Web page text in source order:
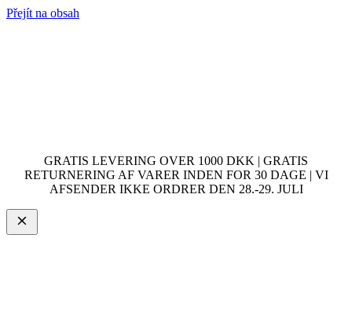
Přejít na obsah
GRATIS LEVERING OVER 1000 DKK | GRATIS
RETURNERING AF VARER INDEN FOR 30 DAGE | VI
AFSENDER IKKE ORDRER DEN 28.-29. JULI